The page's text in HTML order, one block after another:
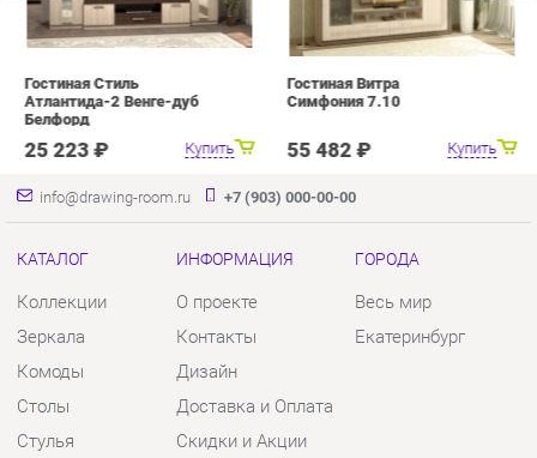
info@drawing-room.ru +7 (903) 000-00-00
КАТАЛОГ
Комоды
Стулья
Тумбы
Шкафы
Комплектующие
ИНФОРМАЦИЯ
О проекте
Дизайн
Скидки и Акции
Политика
Гарантия
Помощь
ГОРОДА